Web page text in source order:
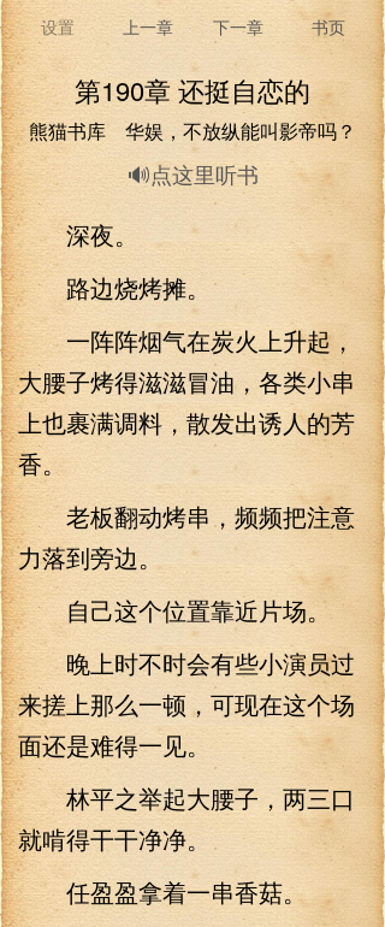
设置 上一章 下一章 书页
第190章 还挺自恋的
熊猫书库 华娱，不放纵能叫影帝吗？
🔊点这里听书
深夜。
路边烧烤摊。
一阵阵烟气在炭火上升起，
大腰子烤得滋滋冒油，各类小串
上也裹满调料，散发出诱人的芳
香。
老板翻动烤串，频频把注意
力落到旁边。
自己这个位置靠近片场。
晚上时不时会有些小演员过
来搓上那么一顿，可现在这个场
面还是难得一见。
林平之举起大腰子，两三口
就啃得干干净净。
任盈盈拿着一串香菇。